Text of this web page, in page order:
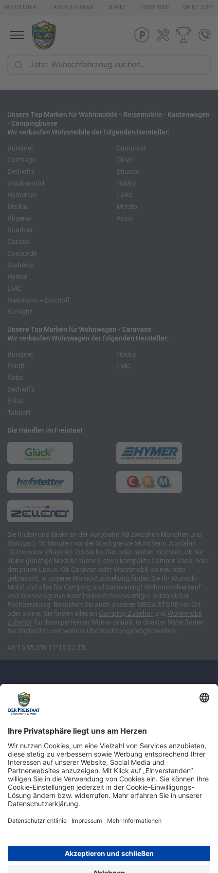
DER FREISTAAT FAHRZEUGVERKAUF SERVICE VERMIETUNG ONLINE SHOP
Unsere Top Marken für Wohnmobile - Reisemobile - Kastenwagen
- Campingbusse
Wir verkaufen Wohnmobile der folgenden Hersteller:
Bürstner
Carthago
Dethleffs
Glücksmobil
Hymercar
Malibu
Phoenix
Roadcar
Campster
Clever
Etrusco
Hobby
Laika
Morelo
Pössl
Carado
Concorde
Globecar
Hymer
LMC
Niesmann + Bischoff
Sunlight
Unsere Top Marken für Wohnwagen - Caravans
Wir verkaufen Wohnwagen der folgenden Hersteller:
Bürstner
Fendt
Kabe
Hobby
LMC
Dethleffs
Eriba
Tabbert
Die Händler im Freistaat
Sie finden uns direkt an der Autobahn A8 zwischen München und
Stuttgart, 10 Minuten vor der Stadtgrenze Münchens, Ausfahrt
"Sulzemoos" (Bayern). Ob Sie kaufen oder mieten möchten, ob Sie
kleine günstige Modelle suchen, etwa kompakte Camper Vans, oder
den puren Luxus. Ob Caravan oder Wohnmobil, ob neu oder
gebraucht, in unserer Womo-Ausstellung finden Sie Ihr Wunsch-
Mobil und alles für Camping und Caravaning! Wohnmobilverkauf
und Wohnwagenverkauf inklusive hochwertiger, persönlicher
Fachberatung. Besuchen Sie auch unseren MEGA STORE vor Ort
oder online. Sie finden alles an Camping Zubehör und Wohnmobil
Zubehör für ihren perfekten Womo-Urlaub. In direkter Nähe finden
Sie Stellplätze und weitere Übernachtungsmöglichkeiten.
48°16'55.3"N 11°15'37.3"E
Newsletter: Jetzt auf
shop.derfreistaat.de anmelden und
einen 5€ Gutschein für unseren Online-
Shop erhalten!*
Impressum Datenschutz Barrierefreiheit